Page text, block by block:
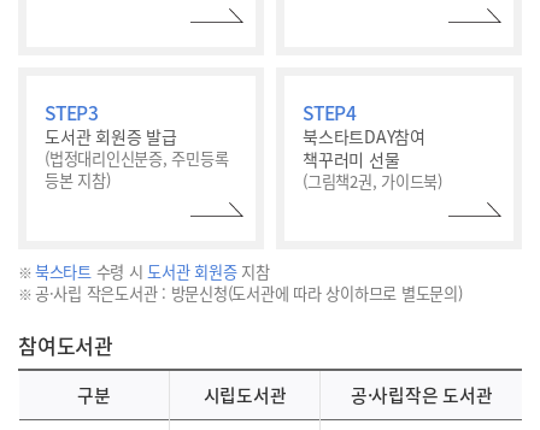
STEP3
도서관 회원증 발급
(법정대리인신분증, 주민등록
등본 지참)
STEP4
북스타트DAY참여
책꾸러미 선물
(그림책2권, 가이드북)
북스타트수령 시도서관 회원증지참
공·사립 작은도서관 : 방문신청(도서관에 따라 상이하므로 별도문의)
참여도서관
구분 시립도서관 공·사립작은 도서관